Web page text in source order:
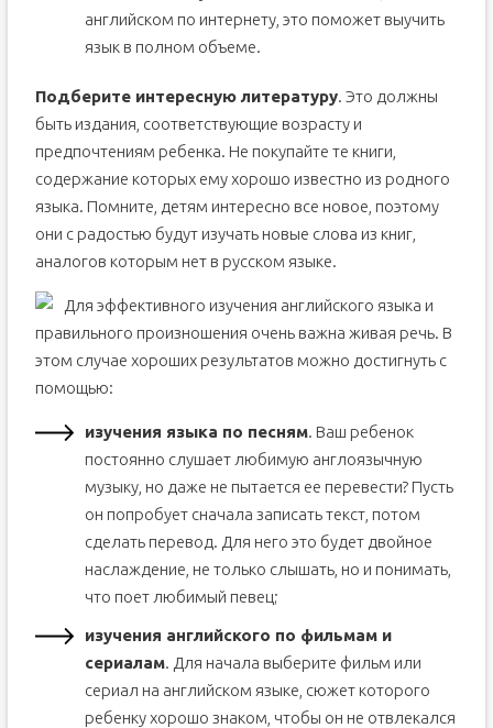
английском по интернету, это поможет выучить
язык в полном объеме.
Подберите интересную литературу. Это должны
быть издания, соответствующие возрасту и
предпочтениям ребенка. Не покупайте те книги,
содержание которых ему хорошо известно из родного
языка. Помните, детям интересно все новое, поэтому
они с радостью будут изучать новые слова из книг,
аналогов которым нет в русском языке.
Для эффективного изучения английского языка и
правильного произношения очень важна живая речь. В
этом случае хороших результатов можно достигнуть с
помощью:
изучения языка по песням. Ваш ребенок
постоянно слушает любимую англоязычную
музыку, но даже не пытается ее перевести? Пусть
он попробует сначала записать текст, потом
сделать перевод. Для него это будет двойное
наслаждение, не только слышать, но и понимать,
что поет любимый певец;
изучения английского по фильмам и
сериалам. Для начала выберите фильм или
сериал на английском языке, сюжет которого
ребенку хорошо знаком, чтобы он не отвлекался